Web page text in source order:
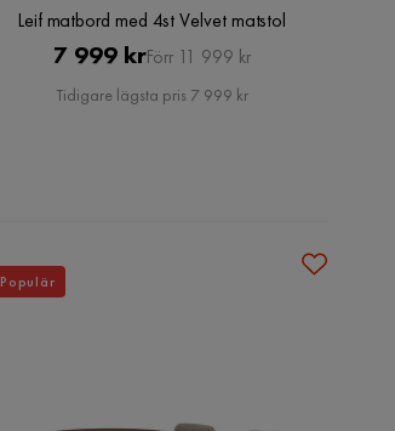
Leif matbord med 4st Velvet matstol
Pris
7 999 krOriginal
Pris
Förr 11 999 kr
Tidigare lägsta pris 7 999 kr
Populär